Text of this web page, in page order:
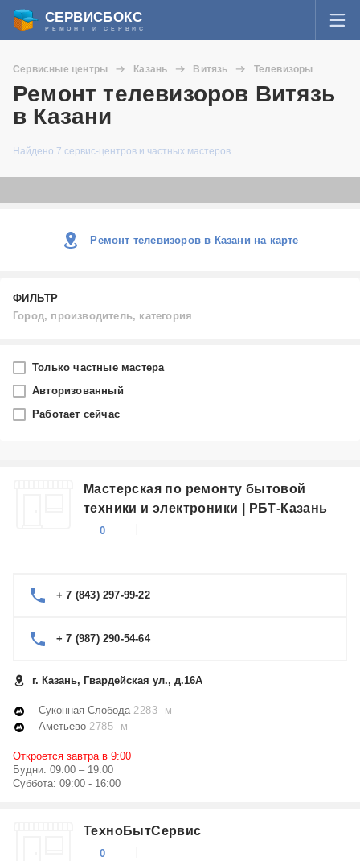
СЕРВИСБОКС
РЕМОНТ И СЕРВИС
Я забыл пароль
СЕРВИСЫ И МАСТЕРА
ЗАДАТЬ ВОПРОС МАСТЕРАМ
Сервисные центры Казань Витязь Телевизоры
Ремонт телевизоров Витязь
в Казани
Найдено 7 сервис-центров и частных мастеров
Ремонт телевизоров в Казани на карте
ФИЛЬТР
Город, производитель, категория
Казань
Производитель
Только частные мастера
Авторизованный
Работает сейчас
Мастерская по ремонту бытовой
техники и электроники | РБТ-Казань
0
+ 7 (843) 297-99-22
+ 7 (987) 290-54-64
г. Казань, Гвардейская ул., д.16А
Суконная Слобода2283 м
Аметьево 2785 м
Откроется завтра в 9:00
Будни: 09:00 – 19:00
Суббота: 09:00 - 16:00
ТехноБытСервис
0